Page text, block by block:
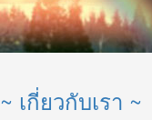
~ เกี่ยวกับเรา ~